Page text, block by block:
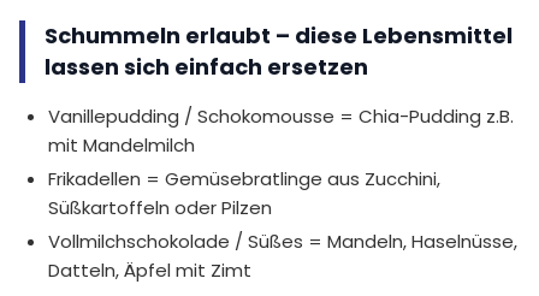
Schummeln erlaubt – diese Lebensmittel
lassen sich einfach ersetzen
Vanillepudding / Schokomousse = Chia-Pudding z.B.
mit Mandelmilch
Frikadellen = Gemüsebratlinge aus Zucchini,
Süßkartoffeln oder Pilzen
Vollmilchschokolade / Süßes = Mandeln, Haselnüsse,
Datteln, Äpfel mit Zimt